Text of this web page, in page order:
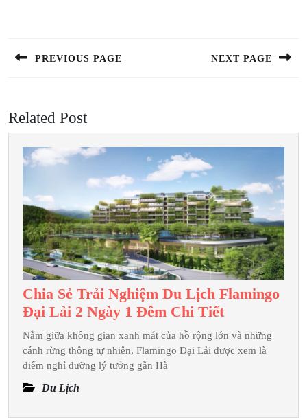
bài
PREVIOUS PAGE NEXT PAGE
Related Post
Chia Sẻ Trải Nghiệm Du Lịch Flamingo
Đại Lải 2 Ngày 1 Đêm Chi TiếtChia
Sẻ
Trải
Nằm giữa không gian xanh mát của hồ rộng lớn và những
cánh rừng thông tự nhiên, Flamingo Đại Lải được xem là
điểm nghỉ dưỡng lý tưởng gần Hà
Du Lịch